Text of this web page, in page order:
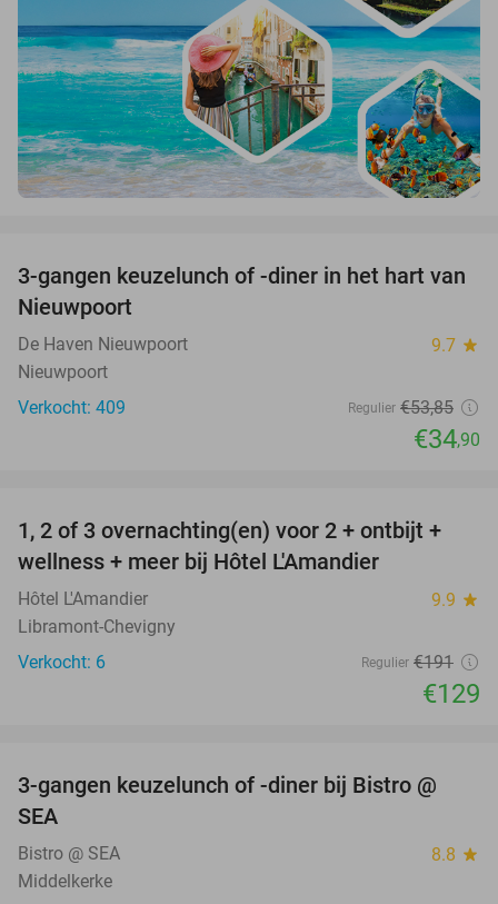
35%
3-gangen keuzelunch of -diner in het hart van
Nieuwpoort
De Haven Nieuwpoort 9.7 star
Nieuwpoort
Verkocht: 409
Regulier €53,85
€34,90
32%
TODAY
1, 2 of 3 overnachting(en) voor 2 + ontbijt +
wellness + meer bij Hôtel L'Amandier
Hôtel L'Amandier 9.9 star
Libramont-Chevigny
Verkocht: 6
Regulier €191
€129
36%
3-gangen keuzelunch of -diner bij Bistro @
SEA
Bistro @ SEA 8.8 star
Middelkerke